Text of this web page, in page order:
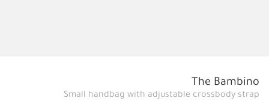
The Bambino
Small handbag with adjustable crossbody strap